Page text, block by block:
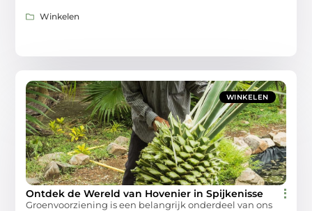
Winkelen
WINKELEN
Ontdek de Wereld van Hovenier in Spijkenisse
Groenvoorziening is een belangrijk onderdeel van ons